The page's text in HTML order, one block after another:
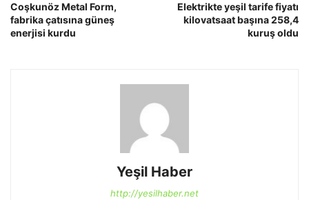
Coşkunöz Metal Form,
fabrika çatısına güneş
enerjisi kurdu
Elektrikte yeşil tarife fiyatı
kilovatsaat başına 258,4
kuruş oldu
Yeşil Haber
http://yesilhaber.net